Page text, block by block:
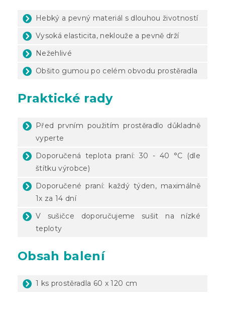
Hebký a pevný materiál s dlouhou životností
Vysoká elasticita, neklouže a pevně drží
Nežehlivé
Obšito gumou po celém obvodu prostěradla
Praktické rady
Před prvním použitím prostěradlo důkladně
vyperte
Doporučená teplota praní: 30 - 40 °C (dle
štítku výrobce)
Doporučené praní: každý týden, maximálně
1x za 14 dní
V sušičce doporučujeme sušit na nízké
teploty
Obsah balení
1 ks prostěradla 60 x 120 cm